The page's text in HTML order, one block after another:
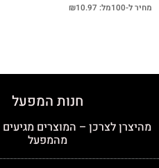
מחיר ל-100מל: ₪10.97
חנות המפעל
מהיצרן לצרכן – המוצרים
מהמפעל